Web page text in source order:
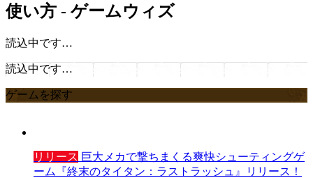
使い方 - ゲームウィズ
読込中です…
読込中です…
ゲームを探す
リリース 巨大メカで撃ちまくる爽快シューティングゲ
ーム『終末のタイタン：ラストラッシュ』リリース！